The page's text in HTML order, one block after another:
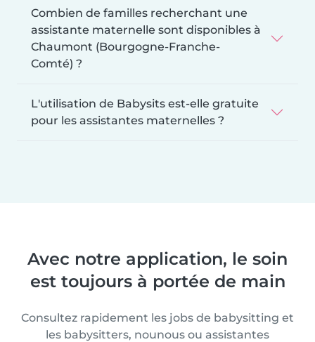
Combien de familles recherchant une
assistante maternelle sont disponibles à
Chaumont (Bourgogne-Franche-
Comté) ?
L'utilisation de Babysits est-elle gratuite
pour les assistantes maternelles ?
Avec notre application, le soin
est toujours à portée de main
Consultez rapidement les jobs de babysitting et
les babysitters, nounous ou assistantes